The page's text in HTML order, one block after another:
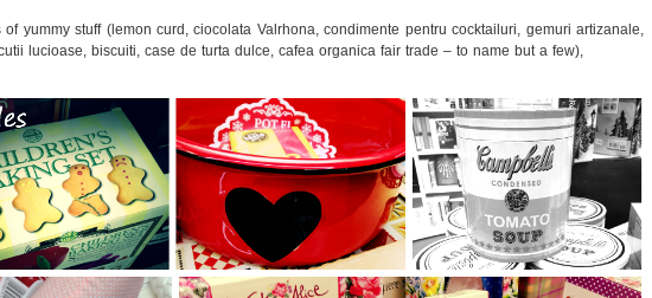
yummy stuff (lemon curd, ciocolata Valrhona, condimente pentru cocktailuri, gemuri artizanale,
lucioase, biscuiti, case de turta dulce, cafea organica fair trade – to name but a few),